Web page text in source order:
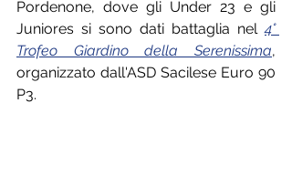
Pordenone, dove gli Under 23 e gli
Juniores si sono dati battaglia nel 4°
Trofeo Giardino della Serenissima,
organizzato dall'ASD Sacilese Euro 90
P3.